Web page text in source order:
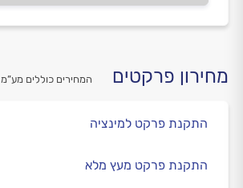
מחירון פרקטים המחירים כוללים מע”מ
התקנת פרקט למינציה
התקנת פרקט מעץ מלא